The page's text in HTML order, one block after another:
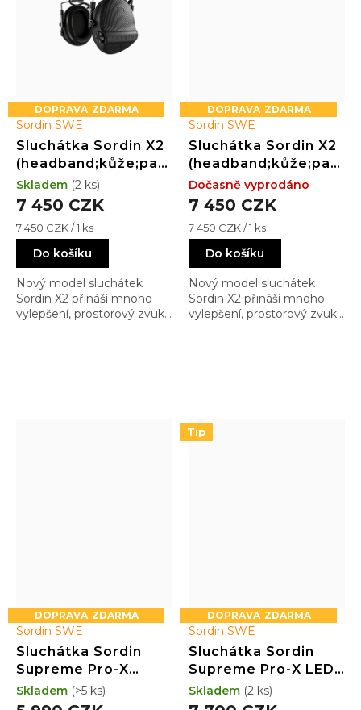
ZDARMA
Sordin SWE
Sluchátka Sordin X2
(headband;kůže;paměťová
pěna;černé)
7 450 CZK
Měrná
cena:
7 450 CZK / 1 ks
Do košíku
Nový model sluchátek
Sordin X2 přináší mnoho
vylepšení, prostorový zvuk,
Skladem (2 ks)
ZDARMA
Sordin SWE
Sluchátka Sordin X2
pěna;zelené)
7 450 CZK
Měrná
cena:
7 450 CZK / 1 ks
Do košíku
Nový model sluchátek
Sordin X2 přináší mnoho
vylepšení, prostorový zvuk,
Dočasně vyprodáno
ZDARMA
Sordin SWE
Sluchátka Sordin
Supreme Pro-X
(kůže;PVC;černé)
Skladem (>5 ks)
Tip
ZDARMA
Sordin SWE
Sluchátka Sordin
Supreme Pro-X LED
(kůže;gel;LED;černé)
Skladem (2 ks)